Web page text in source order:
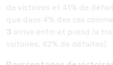
de victoires et 41% de
que dans 4% des cas
3 arrive enfin et prend la
victoires, 42% de défaites).